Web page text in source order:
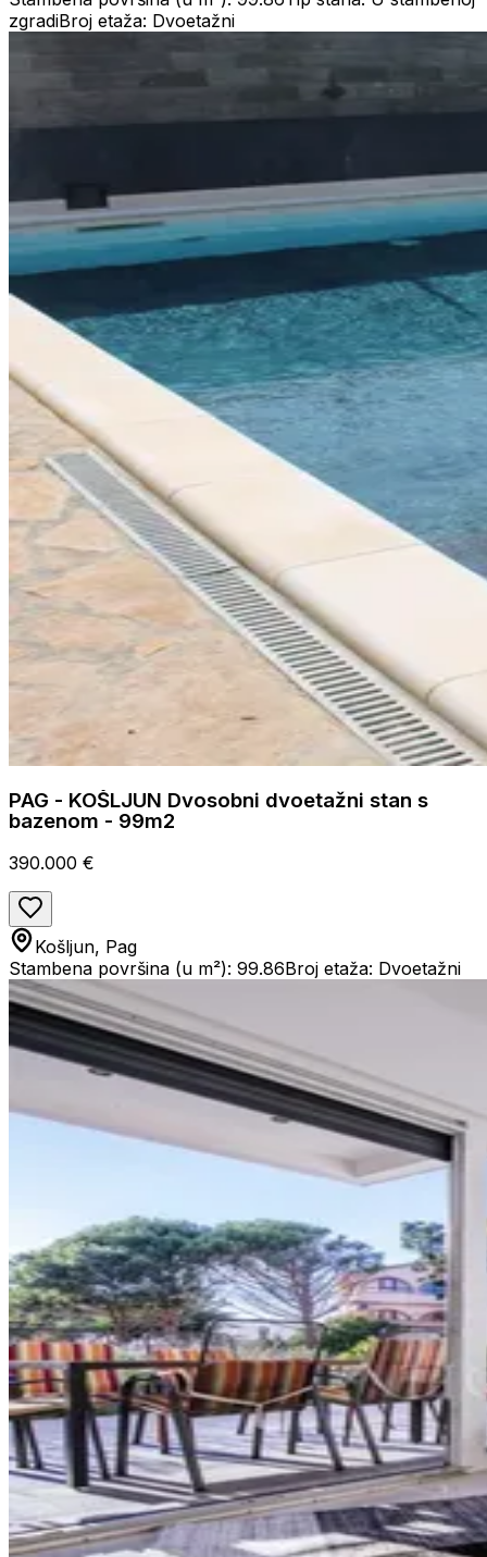
zgradiBroj etaža: Dvoetažni
PAG - KOŠLJUN Dvosobni dvoetažni stan s
bazenom - 99m2
390.000 €
Košljun, Pag
Stambena površina (u m²): 99.86Broj etaža: Dvoetažni